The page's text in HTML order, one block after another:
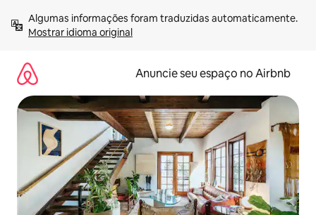
para
Mostrar idioma original
Anuncie seu espaço no Airbnb